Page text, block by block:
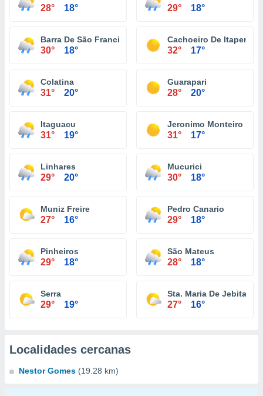
28° 18° 29° 18°
Barra De São Francisco
30° 18°
Cachoeiro De
32° 17°
Colatina
31° 20°
Guarapari
28° 20°
Itaguacu
31° 19°
Jeronimo Monteiro
31° 17°
Linhares
29° 20°
Mucurici
30° 18°
Muniz Freire
27° 16°
Pedro Canario
29° 18°
Pinheiros
29° 18°
São Mateus
28° 18°
Serra
29° 19°
Sta. Maria De Jebita
27° 16°
Localidades cercanas
Nestor Gomes (19.28 km)